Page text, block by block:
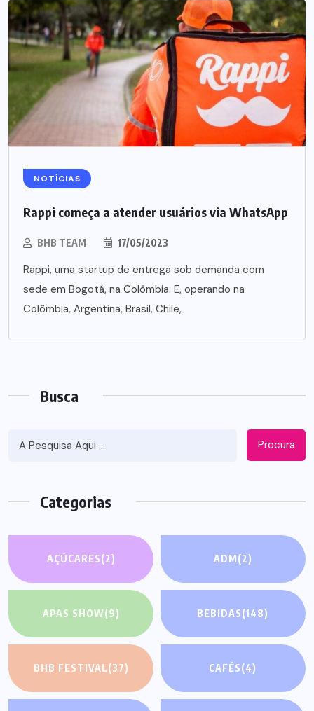
NOTÍCIAS
Rappi começa a atender usuários via WhatsApp
BHB TEAM 17/05/2023
Rappi, uma startup de entrega sob demanda com
sede em Bogotá, na Colômbia. E, operando na
Colômbia, Argentina, Brasil, Chile,
Busca
Procura
Categorias
AÇÚCARES(2) ADM(2)
APAS SHOW(9) BEBIDAS(148)
BHB FESTIVAL(37) CAFÉS(4)